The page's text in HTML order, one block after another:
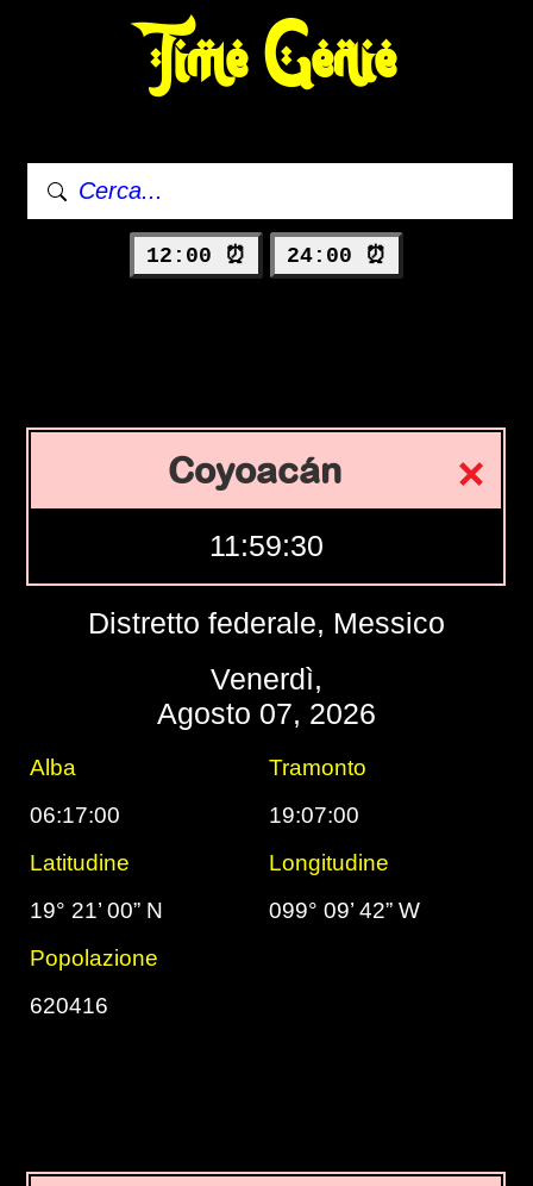
Time Genie
12:00 ⏰ 24:00 ⏰
Coyoacán
11:59:31
Distretto federale, Messico
Venerdì,
Agosto 07, 2026
Alba
Tramonto
06:17:00
19:07:00
Latitudine
Longitudine
19° 21’ 00” N
099° 09’ 42” W
Popolazione
620416